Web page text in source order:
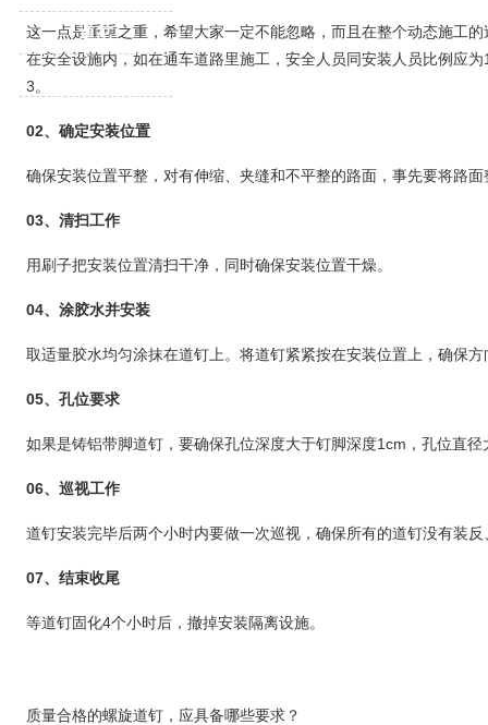
这一点是重重之重，希望大家一定不能忽略，而且在整个动态施工
在安全设施内，如在通车道路里施工，安全人员同安装人员比例应
3。
02、 确定安装位置
确保安装位置平整，对有伸缩、夹缝和不平整的路面，事先要将路
03、 清扫工作
用刷子把安装位置清扫干净，同时确保安装位置干燥。
04、 涂胶水并安装
取适量胶水均匀涂抹在道钉上。将道钉紧紧按在安装位置上，确保
05、 孔位要求
如果是铸铝带脚道钉，要确保孔位深度大于钉脚深度1cm，孔位直
06、 巡视工作
道钉安装完毕后两个小时内要做一次巡视，确保所有的道钉没有装
07、 结束收尾
等道钉固化4个小时后，撤掉安装隔离设施。
质量合格的螺旋道钉，应具备哪些要求？
道岔